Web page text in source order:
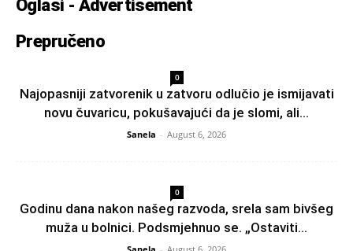
Oglasi - Advertisement
Prepručeno
0
Najopasniji zatvorenik u zatvoru odlučio je ismijavati
novu čuvaricu, pokušavajući da je slomi, ali...
Sanela - August 6, 2026
0
Godinu dana nakon našeg razvoda, srela sam bivšeg
muža u bolnici. Podsmjehnuo se. „Ostaviti...